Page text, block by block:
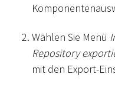
Wählen Sie Menü
Repository
mit den Export-